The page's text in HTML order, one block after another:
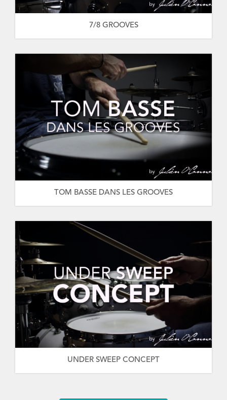
7/8 GROOVES
TOM BASSE DANS LES GROOVES
UNDER SWEEP CONCEPT